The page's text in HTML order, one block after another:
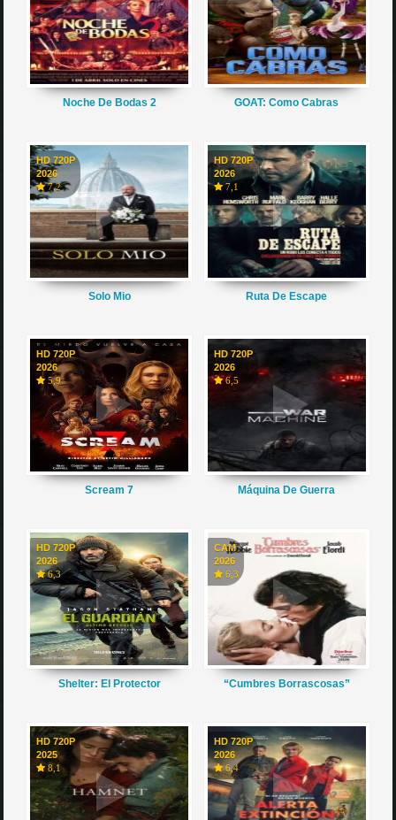
Noche De Bodas 2 GOAT: Como Cabras
HD 720P
2026
7,2
Solo Mio
HD 720P
2026
7,1
Ruta De Escape
HD 720P
2026
5,9
Scream 7
HD 720P
2026
6,5
Máquina De Guerra
HD 720P
2026
6,3
Shelter: El Protector
CAM
2026
6,3
“Cumbres Borrascosas”
HD 720P
2025
8,1
HD 720P
2026
6,4